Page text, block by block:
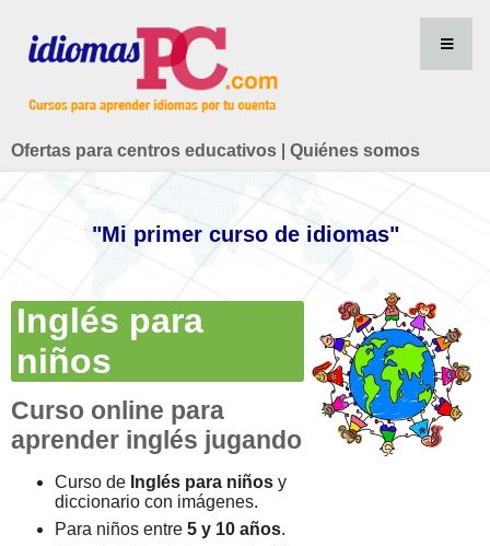
Ofertas para centros educativos Quiénes somos
"Mi primer curso de idiomas"
Inglés para
niños
Curso online para
aprender inglés jugando
Curso de Inglés para niños y
diccionario con imágenes.
Para niños entre 5 y 10 años.